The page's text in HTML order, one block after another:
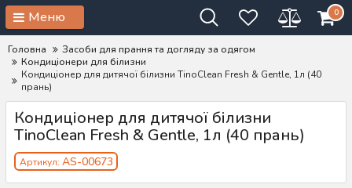
Меню 0
Головна
Засоби для прання та догляду за одягом
Кондиціонери для білизни
Кондиціонер для дитячої білизни TinoClean Fresh & Gentle, 1л (40
прань)
Кондиціонер для дитячої білизни
TinoClean Fresh & Gentle, 1л (40 прань)
Артикул: AS-00673